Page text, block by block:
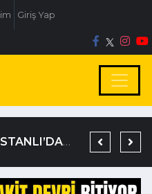
Giriş Yap
19 YIL KESİNLEŞMİŞ HAPİS CEZASIYLA ARANIYORDU